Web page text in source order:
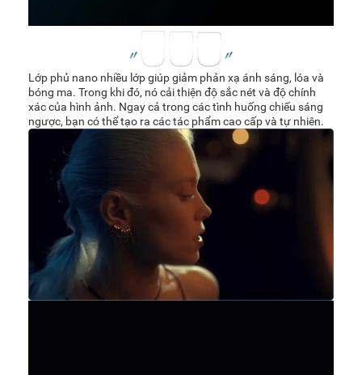
Lớp phủ nano nhiều lớp giúp giảm phản xạ ánh sáng, lóa và
bóng ma. Trong khi đó, nó cải thiện độ sắc nét và độ chính
xác của hình ảnh. Ngay cả trong các tình huống chiếu sáng
ngược, bạn có thể tạo ra các tác phẩm cao cấp và tự nhiên.